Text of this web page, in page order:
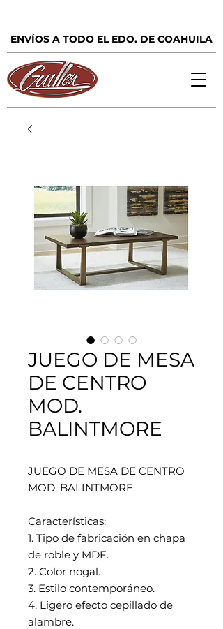
ENVÍOS A TODO EL EDO. DE COAHUILA
JUEGO DE MESA
DE CENTRO
MOD.
BALINTMORE
JUEGO DE MESA DE CENTRO
MOD. BALINTMORE
Características:
1. Tipo de fabricación en chapa
de roble y MDF.
2. Color nogal.
3. Estilo contemporáneo.
4. Ligero efecto cepillado de
alambre.